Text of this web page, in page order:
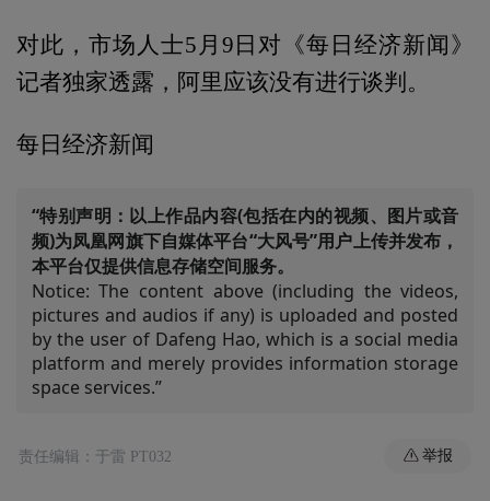
对此，市场人士5月9日对《每日经济新闻》
记者独家透露，阿里应该没有进行谈判。
每日经济新闻
“特别声明：以上作品内容(包括在内的视频、图片或音
频)为凤凰网旗下自媒体平台“大风号”用户上传并发布，
本平台仅提供信息存储空间服务。
Notice: The content above (including the videos,
pictures and audios if any) is uploaded and posted
by the user of Dafeng Hao, which is a social media
platform and merely provides information storage
space services.”
责任编辑：于雷 PT032 举报